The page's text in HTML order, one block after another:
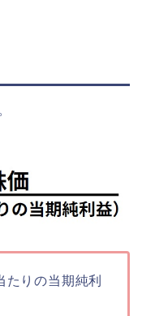
りの当期純利